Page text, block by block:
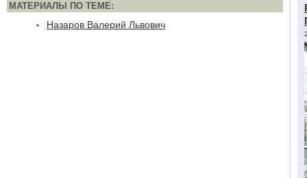
МАТЕРИАЛЫ ПО ТЕМЕ:
Назаров Валерий Львович